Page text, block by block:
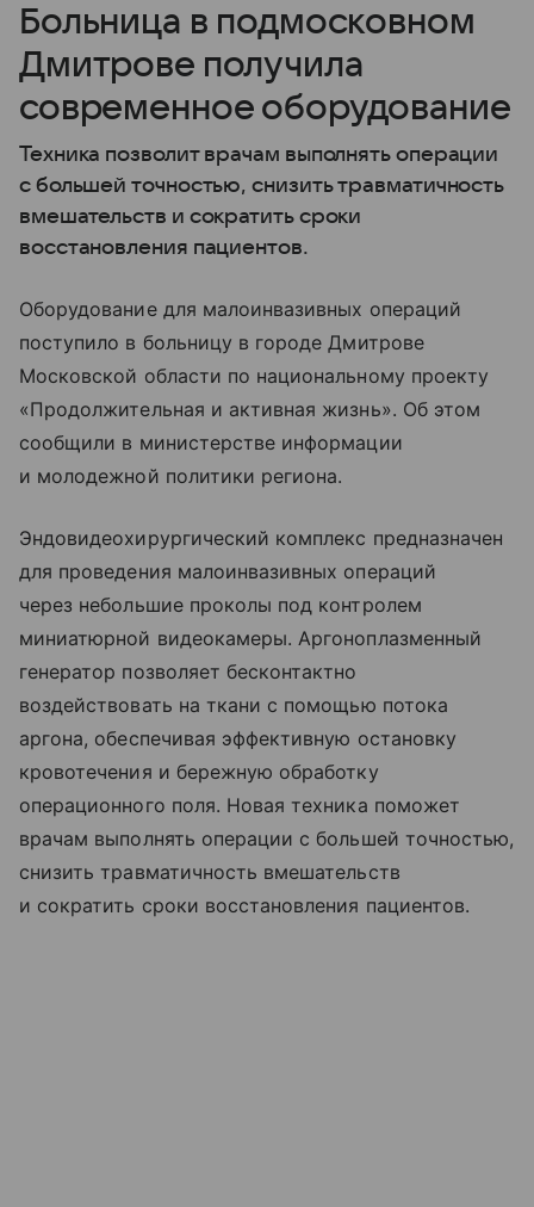
Больница в подмосковном
Дмитрове получила
современное оборудование
Техника позволит врачам выполнять операции
с большей точностью, снизить травматичность
вмешательств и сократить сроки
восстановления пациентов.
Оборудование для малоинвазивных операций
поступило в больницу в городе Дмитрове
Московской области по национальному проекту
«Продолжительная и активная жизнь». Об этом
сообщили в министерстве информации
и молодежной политики региона.
Эндовидеохирургический комплекс предназначен
для проведения малоинвазивных операций
через небольшие проколы под контролем
миниатюрной видеокамеры. Аргоноплазменный
генератор позволяет бесконтактно
воздействовать на ткани с помощью потока
аргона, обеспечивая эффективную остановку
кровотечения и бережную обработку
операционного поля. Новая техника поможет
врачам выполнять операции с большей точностью,
снизить травматичность вмешательств
и сократить сроки восстановления пациентов.